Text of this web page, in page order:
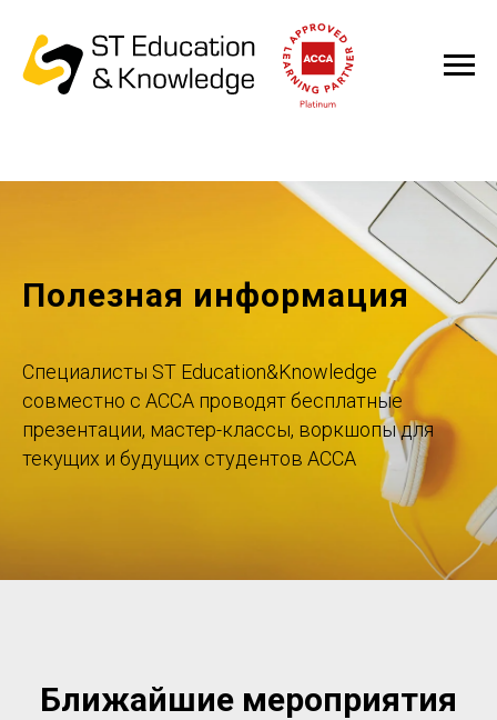
Полезная информация
Специалисты ST Education&Knowledge
совместно с ACCA проводят бесплатные
презентации, мастер-классы, воркшопы для
текущих и будущих студентов ACCA
Ближайшие мероприятия